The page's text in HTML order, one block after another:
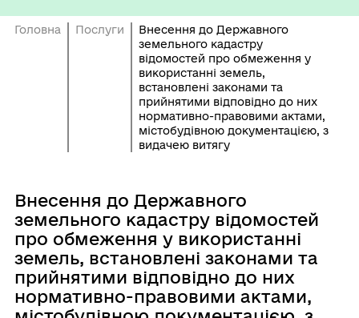
Головна Послуги
Внесення до Державного
земельного кадастру
відомостей про обмеження у
використанні земель,
встановлені законами та
прийнятими відповідно до них
нормативно-правовими актами,
містобудівною документацією, з
видачею витягу
Внесення до Державного
земельного кадастру відомостей
про обмеження у використанні
земель, встановлені законами та
прийнятими відповідно до них
нормативно-правовими актами,